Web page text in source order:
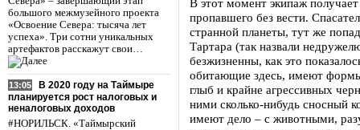
большого межмузейного проекта
«Освоение Севера: тысяча лет
успеха». Три сотни уникальных
артефактов расскажут свои…
13:05
В 2020 году на Таймыре
планируется рост налоговых и
неналоговых доходов
#НОРИЛЬСК. «Таймырский
В этот момент экипаж
пропавшего без вести.
странной планеты, тут же
Тартара (так назвали
безжизненны, как это
обитающие здесь, имеют
глыб и крайне агрессивных
ними сколько-нибудь сносный
имеют дело – с животными,